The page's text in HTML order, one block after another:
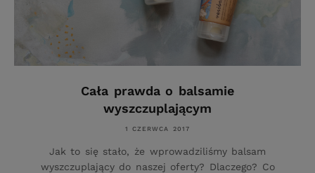
Cała prawda o balsamie
wyszczuplającym
1 CZERWCA 2017
Jak to się stało, że wprowadziliśmy balsam
wyszczuplający do naszej oferty? Dlaczego? Co